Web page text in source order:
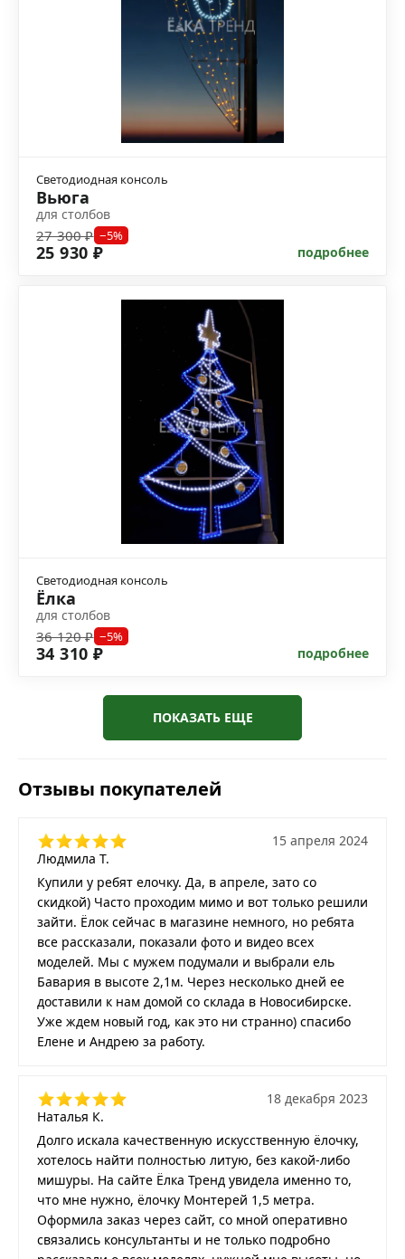
Светодиодная консоль
Вьюга
для столбов
27 300 ₽ −5%
25 930 ₽ подробнее
Светодиодная консоль
Ёлка
для столбов
36 120 ₽ −5%
34 310 ₽ подробнее
ПОКАЗАТЬ ЕЩЕ
Отзывы покупателей
Людмила Т.
15 апреля 2024
Купили у ребят елочку. Да, в апреле, зато со
скидкой) Часто проходим мимо и вот только решили
зайти. Ёлок сейчас в магазине немного, но ребята
все рассказали, показали фото и видео всех
моделей. Мы с мужем подумали и выбрали ель
Бавария в высоте 2,1м. Через несколько дней ее
доставили к нам домой со склада в Новосибирске.
Уже ждем новый год, как это ни странно) спасибо
Елене и Андрею за работу.
Наталья К.
18 декабря 2023
Долго искала качественную искусственную ёлочку,
хотелось найти полностью литую, без какой-либо
мишуры. На сайте Ёлка Тренд увидела именно то,
что мне нужно, ёлочку Монтерей 1,5 метра.
Оформила заказ через сайт, со мной оперативно
связались консультанты и не только подробно